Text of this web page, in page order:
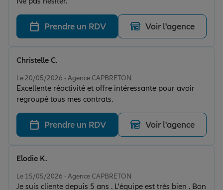
Prendre un RDV Voir l'agence
Le 20/05/2026 - Agence CAPBRETON
Excellente réactivité et offre intéressante pour avoir
regroupé tous mes contrats.
Christelle C.
Prendre un RDV Voir l'agence
Le 15/05/2026 - Agence CAPBRETON
Je suis cliente depuis 5 ans . L'équipe est très bien . Bon
Elodie K.